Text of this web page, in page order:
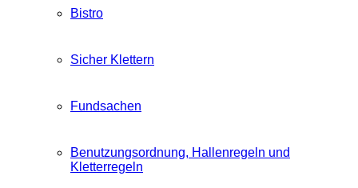
Bistro
Sicher Klettern
Fundsachen
Benutzungsordnung, Hallenregeln und
Kletterregeln